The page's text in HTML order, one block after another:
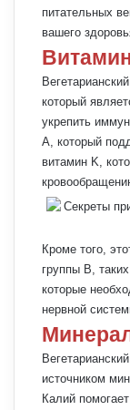
питательных
вашего
который
укрепить
А, который
витамин K,
Кроме того,
группы B,
которые
нервной
источником
Калий